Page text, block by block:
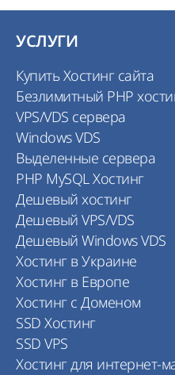
УСЛУГИ
Купить Хостинг сайта
Безлимитный PHP
VPS/VDS сервера
Windows VDS
Выделенные сервера
PHP MySQL Хостинг
Дешевый хостинг
Дешевый VPS/VDS
Дешевый Windows VDS
Хостинг в Украине
Хостинг в Европе
Хостинг с Доменом
SSD Хостинг
SSD VPS
Хостинг для интернет-